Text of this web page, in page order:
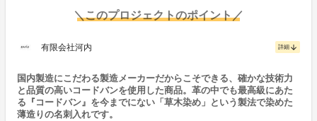
＼このプロジェクトのポイント／
有限会社河内 詳細 arrow_downward
国内製造にこだわる製造メーカーだからこそできる、確かな技術力
と品質の高いコードバンを使用した商品。革の中でも最高級にあた
る『コードバン』を今までにない「草木染め」という製法で染めた
薄造りの名刺入れです。